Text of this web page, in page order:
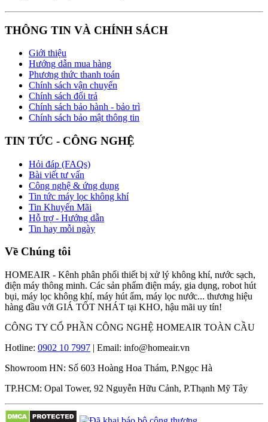
THÔNG TIN VÀ CHÍNH SÁCH
Giới thiệu
Hướng dẫn mua hàng
Phương thức thanh toán
Chính sách vận chuyển
Chính sách đổi trả
Chính sách bảo hành - bảo trì
Chính sách bảo mật thông tin
TIN TỨC - CÔNG NGHỆ
Hỏi đáp (FAQs)
Bài viết tư vấn
Công nghệ & ứng dụng
Tin tức máy lọc không khí
Tin Khuyến Mãi
Hỗ trợ - Hướng dẫn
Tin hay mỗi ngày
Về Chúng tôi
HOMEAIR - Kênh phân phối thiết bị xử lý không khí, nước sạch,
điện máy thông minh. Các sản phẩm điện máy, gia dụng, robot hút
bụi, máy lọc không khí, máy hút ẩm, máy lọc nước... thương hiệu
hàng đầu với GIÁ TỐT NHÁT tại KHO, hậu mãi uy tín!
CÔNG TY CỔ PHẦN CÔNG NGHỆ HOMEAIR TOÀN CẦU
Hotline: 0902 10 7997 | Email: info@homeair.vn
Showroom HN: Số 603 Hoàng Hoa Thám, P.Ngọc Hà
TP.HCM: Opal Tower, 92 Nguyễn Hữu Cảnh, P.Thạnh Mỹ Tây